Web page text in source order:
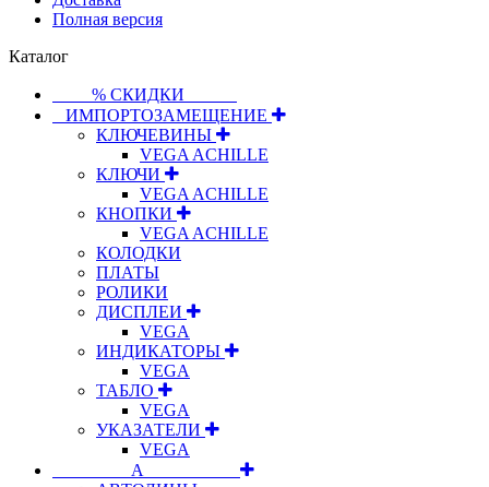
Полная версия
Каталог
⠀⠀⠀% СКИДКИ⠀⠀⠀⠀
⠀ИМПОРТОЗАМЕЩЕНИЕ
КЛЮЧЕВИНЫ
VEGA ACHILLE
КЛЮЧИ
VEGA ACHILLE
КНОПКИ
VEGA ACHILLE
КОЛОДКИ
ПЛАТЫ
РОЛИКИ
ДИСПЛЕИ
VEGA
ИНДИКАТОРЫ
VEGA
ТАБЛО
VEGA
УКАЗАТЕЛИ
VEGA
⠀⠀⠀⠀⠀⠀А⠀⠀⠀⠀⠀⠀⠀